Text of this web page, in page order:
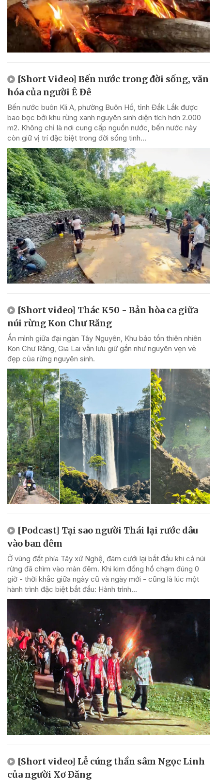
[Short Video] Bến nước trong đời sống, văn
hóa của người Ê Đê
Bến nước buôn Kli A, phường Buôn Hồ, tỉnh Đắk Lắk được
bao bọc bởi khu rừng xanh nguyên sinh diện tích hơn 2.000
m2. Không chỉ là nơi cung cấp nguồn nước, bến nước này
còn giữ vị trí đặc biệt trong đời sống tinh...
[Short video] Thác K50 - Bản hòa ca giữa
núi rừng Kon Chư Răng
Ẩn mình giữa đại ngàn Tây Nguyên, Khu bảo tồn thiên nhiên
Kon Chư Răng, Gia Lai vẫn lưu giữ gần như nguyên vẹn vẻ
đẹp của rừng nguyên sinh.
[Podcast] Tại sao người Thái lại rước dâu
vào ban đêm
Ở vùng đất phía Tây xứ Nghệ, đám cưới lại bắt đầu khi cả núi
rừng đã chìm vào màn đêm. Khi kim đồng hồ chạm đúng 0
giờ - thời khắc giữa ngày cũ và ngày mới - cũng là lúc một
hành trình đặc biệt bắt đầu: Hành trình...
[Short video] Lễ cúng thần sâm Ngọc Linh
của người Xơ Đăng